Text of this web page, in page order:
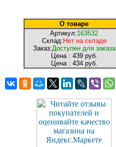
О товаре
Артикул:163532
Склад: Нет на складе
Заказ:Доступен для заказа
Цена : 439 руб.
Цена : 434 руб.